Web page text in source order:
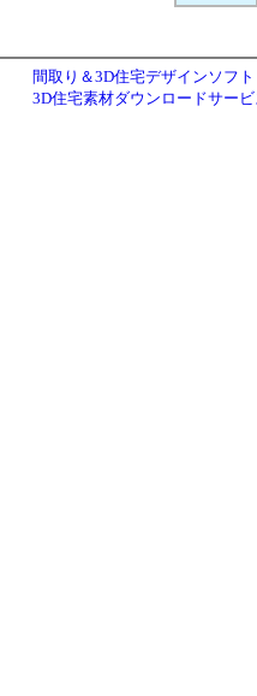
間取り＆3D住宅デザインソフ
3D住宅素材ダウンロードサー